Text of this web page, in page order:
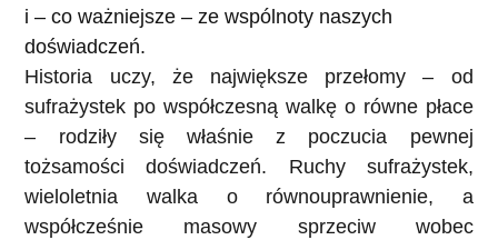
i – co ważniejsze – ze wspólnoty naszych
doświadczeń.
Historia uczy, że największe przełomy – od
sufrażystek po współczesną walkę o równe płace
– rodziły się właśnie z poczucia pewnej
tożsamości doświadczeń. Ruchy sufrażystek,
wieloletnia walka o równouprawnienie, a
współcześnie masowy sprzeciw wobec